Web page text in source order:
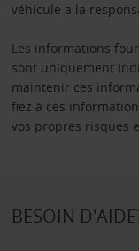
véhicule a la
Les informations
sont uniquement
maintenir ces
fiez à ces
vos propres risques
BESOIN